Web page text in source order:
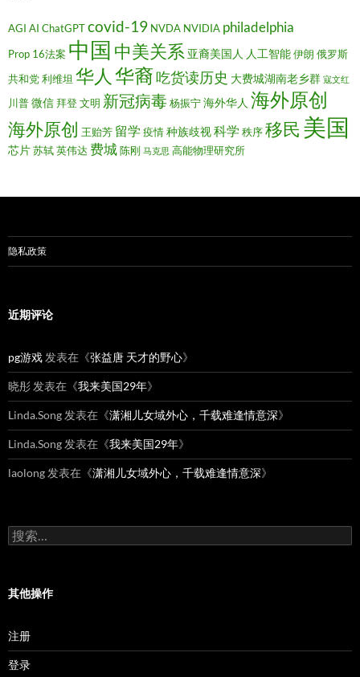
AGI AI ChatGPTcovid-19 NVDA NVIDIA philadelphia
Prop 16法案 中国 中美关系 亚裔美国人 人工智能伊朗 俄罗斯
共和党利维坦 华人 华裔吃货读历史 大费城湖南老乡群 寇文红
川普微信 拜登文明 新冠病毒杨振宁海外华人 海外原创
海外原创 王贻芳 留学 疫情种族歧视科学 秩序移民 美国
芯片苏轼英伟达 费城陈刚 马克思 高能物理研究所
隐私政策
近期评论
pg游戏 发表在《张益唐 天才的野心》
晓彤 发表在《我来美国29年》
Linda.Song 发表在《潇湘儿女域外心，千载难逢情意深》
Linda.Song 发表在《我来美国29年》
laolong 发表在《潇湘儿女域外心，千载难逢情意深》
搜
索：
其他操作
注册
登录